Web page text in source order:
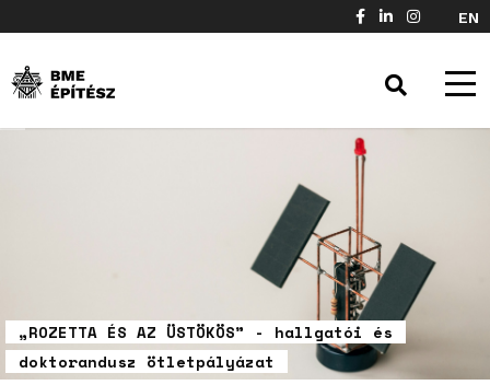
EN